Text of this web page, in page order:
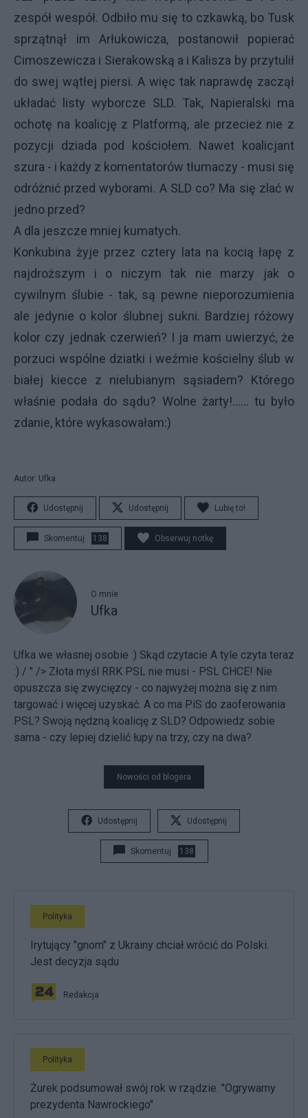
zespół wespół. Odbiło mu się to czkawką, bo Tusk
sprzątnął im Arłukowicza, postanowił popierać
Cimoszewicza i Sierakowską a i Kalisza by przytulił
do swej wątłej piersi. A więc tak naprawdę zaczął
układać listy wyborcze SLD. Tak, Napieralski ma
ochotę na koalicję z Platformą, ale przecież nie z
pozycji dziada pod kościołem. Nawet koalicjant
szura - i każdy z komentatorów tłumaczy - musi się
odróżnić przed wyborami. A SLD co? Ma się zlać w
jedno przed?
A dla jeszcze mniej kumatych.
Konkubina żyje przez cztery lata na kocią łapę z
najdroższym i o niczym tak nie marzy jak o
cywilnym ślubie - tak, są pewne nieporozumienia
ale jedynie o kolor ślubnej sukni. Bardziej różowy
kolor czy jednak czerwień? I ja mam uwierzyć, że
porzuci wspólne dziatki i weźmie kościelny ślub w
białej kiecce z nielubianym sąsiadem? Którego
właśnie podała do sądu? Wolne żarty!...... tu było
zdanie, które wykasowałam:)
Autor: Ufka
Udostępnij Udostępnij Lubię to!
Skomentuj 138 Obserwuj notkę
O mnie
Ufka
Ufka we własnej osobie :) Skąd czytacie A tyle czyta teraz
:) / " /> Złota myśl RRK PSL nie musi - PSL CHCE! Nie
opuszcza się zwycięzcy - co najwyżej można się z nim
targować i więcej uzyskać. A co ma PiS do zaoferowania
PSL? Swoją nędzną koalicję z SLD? Odpowiedz sobie
sama - czy lepiej dzielić łupy na trzy, czy na dwa?
Nowości od blogera
Udostępnij Udostępnij
Skomentuj 138
Polityka
Irytujący "gnom" z Ukrainy chciał wrócić do Polski.
Jest decyzja sądu
Redakcja
Polityka
Żurek podsumował swój rok w rządzie. "Ogrywamy
prezydenta Nawrockiego"